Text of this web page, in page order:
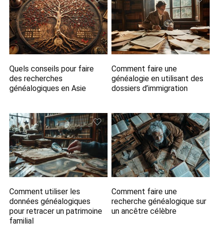
Quels conseils pour faire
des recherches
généalogiques en Asie
Comment faire une
généalogie en utilisant des
dossiers d’immigration
Comment utiliser les
données généalogiques
pour retracer un patrimoine
familial
Comment faire une
recherche généalogique sur
un ancêtre célèbre